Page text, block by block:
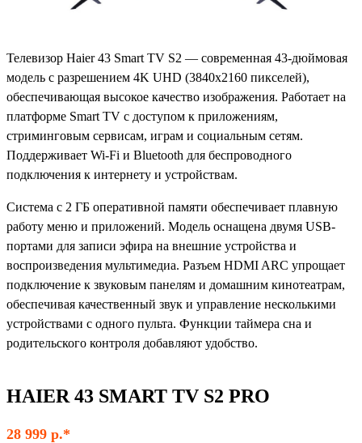
Телевизор Haier 43 Smart TV S2 — современная 43-дюймовая
модель с разрешением 4K UHD (3840x2160 пикселей),
обеспечивающая высокое качество изображения. Работает на
платформе Smart TV с доступом к приложениям,
стриминговым сервисам, играм и социальным сетям.
Поддерживает Wi-Fi и Bluetooth для беспроводного
подключения к интернету и устройствам.
Система с 2 ГБ оперативной памяти обеспечивает плавную
работу меню и приложений. Модель оснащена двумя USB-
портами для записи эфира на внешние устройства и
воспроизведения мультимедиа. Разъем HDMI ARC упрощает
подключение к звуковым панелям и домашним кинотеатрам,
обеспечивая качественный звук и управление несколькими
устройствами с одного пульта. Функции таймера сна и
родительского контроля добавляют удобство.
HAIER 43 SMART TV S2 PRO
28 999 р.*